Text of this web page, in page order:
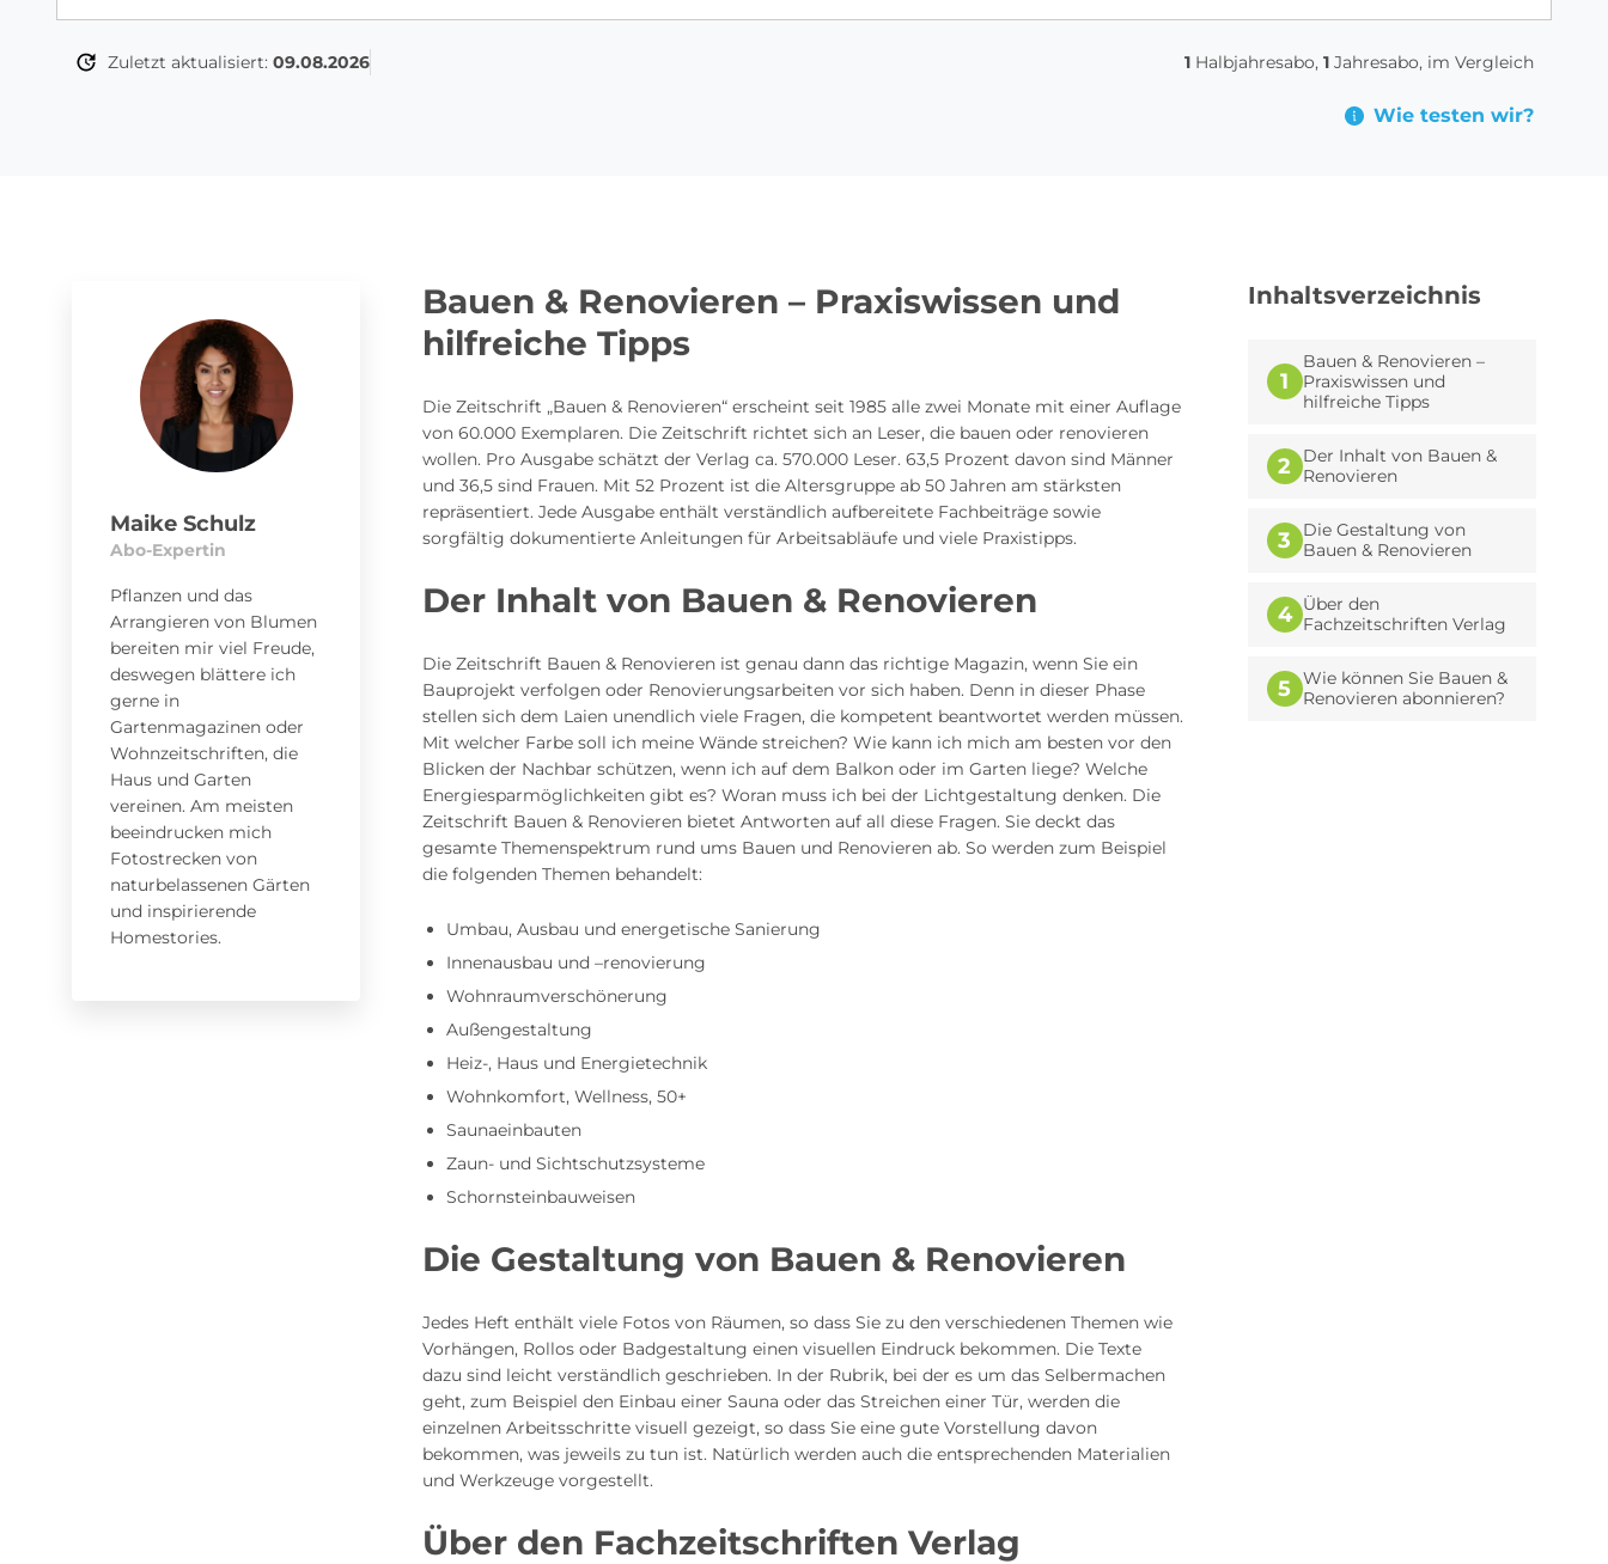
Zuletzt aktualisiert: 09.08.2026 1 Halbjahresabo, 1 Jahresabo, im Vergleich
Wie testen wir?
Maike Schulz
Abo-Expertin
Pflanzen und das
Arrangieren von Blumen
bereiten mir viel Freude,
deswegen blättere ich
gerne in
Gartenmagazinen oder
Wohnzeitschriften, die
Haus und Garten
vereinen. Am meisten
beeindrucken mich
Fotostrecken von
naturbelassenen Gärten
und inspirierende
Homestories.
Bauen & Renovieren – Praxiswissen und
hilfreiche Tipps
Die Zeitschrift „Bauen & Renovieren“ erscheint seit 1985 alle zwei Monate mit einer Auflage
von 60.000 Exemplaren. Die Zeitschrift richtet sich an Leser, die bauen oder renovieren
wollen. Pro Ausgabe schätzt der Verlag ca. 570.000 Leser. 63,5 Prozent davon sind Männer
und 36,5 sind Frauen. Mit 52 Prozent ist die Altersgruppe ab 50 Jahren am stärksten
repräsentiert. Jede Ausgabe enthält verständlich aufbereitete Fachbeiträge sowie
sorgfältig dokumentierte Anleitungen für Arbeitsabläufe und viele Praxistipps.
Der Inhalt von Bauen & Renovieren
Die Zeitschrift Bauen & Renovieren ist genau dann das richtige Magazin, wenn Sie ein
Bauprojekt verfolgen oder Renovierungsarbeiten vor sich haben. Denn in dieser Phase
stellen sich dem Laien unendlich viele Fragen, die kompetent beantwortet werden müssen.
Mit welcher Farbe soll ich meine Wände streichen? Wie kann ich mich am besten vor den
Blicken der Nachbar schützen, wenn ich auf dem Balkon oder im Garten liege? Welche
Energiesparmöglichkeiten gibt es? Woran muss ich bei der Lichtgestaltung denken. Die
Zeitschrift Bauen & Renovieren bietet Antworten auf all diese Fragen. Sie deckt das
gesamte Themenspektrum rund ums Bauen und Renovieren ab. So werden zum Beispiel
die folgenden Themen behandelt:
Umbau, Ausbau und energetische Sanierung
Innenausbau und –renovierung
Wohnraumverschönerung
Außengestaltung
Heiz-, Haus und Energietechnik
Wohnkomfort, Wellness, 50+
Saunaeinbauten
Zaun- und Sichtschutzsysteme
Schornsteinbauweisen
Die Gestaltung von Bauen & Renovieren
Jedes Heft enthält viele Fotos von Räumen, so dass Sie zu den verschiedenen Themen wie
Vorhängen, Rollos oder Badgestaltung einen visuellen Eindruck bekommen. Die Texte
dazu sind leicht verständlich geschrieben. In der Rubrik, bei der es um das Selbermachen
geht, zum Beispiel den Einbau einer Sauna oder das Streichen einer Tür, werden die
einzelnen Arbeitsschritte visuell gezeigt, so dass Sie eine gute Vorstellung davon
bekommen, was jeweils zu tun ist. Natürlich werden auch die entsprechenden Materialien
und Werkzeuge vorgestellt.
Über den Fachzeitschriften Verlag
Inhaltsverzeichnis
1
Bauen & Renovieren –
Praxiswissen und
hilfreiche Tipps
2
Der Inhalt von Bauen &
Renovieren
3
Die Gestaltung von
Bauen & Renovieren
4 Über den
Fachzeitschriften Verlag
5 Wie können Sie Bauen &
Renovieren abonnieren?